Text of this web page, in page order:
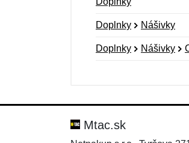
Doplnky Nášivky
Doplnky Nášivky
Mtac.sk